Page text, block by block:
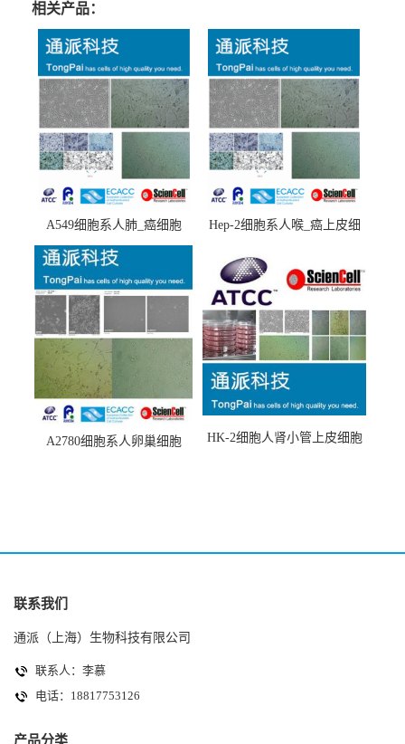
相关产品：
A549细胞系人肺_癌细胞
(A549细胞)
Hep-2细胞系人喉_癌上皮细
A2780细胞系人卵巢细胞
HK-2细胞人肾小管上皮细胞
联系我们
通派（上海）生物科技有限公司
联系人：李慕
电话：18817753126
产品分类